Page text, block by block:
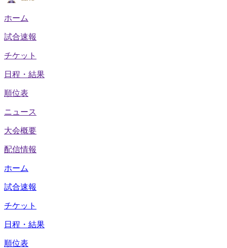
ホーム
試合速報
チケット
日程・結果
順位表
ニュース
大会概要
配信情報
ホーム
試合速報
チケット
日程・結果
順位表